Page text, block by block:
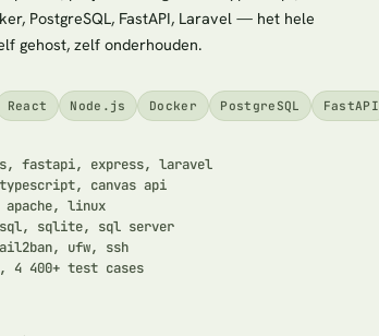
PostgreSQL, FastAPI, Laravel — het hele
gehost, zelf onderhouden.
React Node.js Docker PostgreSQL FastAPI
fastapi, express, laravel
canvas api
linux
sqlite, sql server
ufw, ssh
400+ test cases